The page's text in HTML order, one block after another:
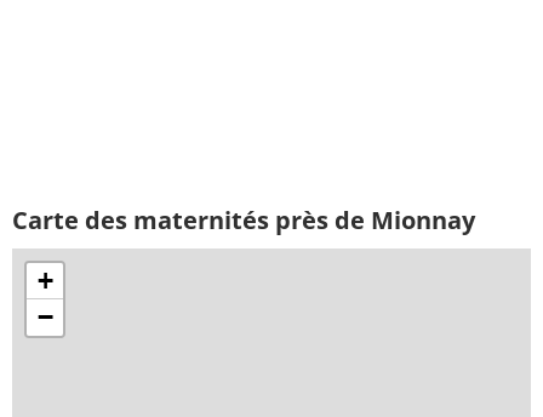
Carte des maternités près de Mionnay
+
−